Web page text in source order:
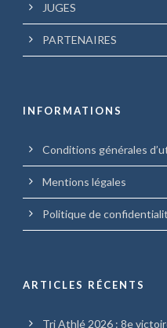
JUGES
PARTENAIRES
INFORMATIONS
Conditions générales
Mentions légales
Politique de
ARTICLES RÉCENTS
Tri Athlé 2026 : 8e